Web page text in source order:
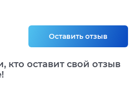
Оставить отзыв
кто оставит свой отзыв